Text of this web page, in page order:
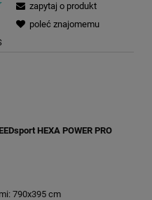
zapytaj o produkt
poleć znajomemu
HEXA POWER PRO
790x395 cm